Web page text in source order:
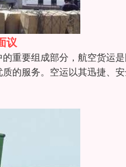
议
重要组成部分，航空货运
的服务。空运以其迅捷、